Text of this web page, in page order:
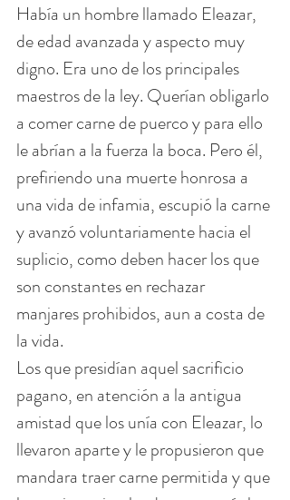
Había un hombre llamado Eleazar,
de edad avanzada y aspecto muy
digno. Era uno de los principales
maestros de la ley. Querían obligarlo
a comer carne de puerco y para ello
le abrían a la fuerza la boca. Pero él,
prefiriendo una muerte honrosa a
una vida de infamia, escupió la carne
y avanzó voluntariamente hacia el
suplicio, como deben hacer los que
son constantes en rechazar
manjares prohibidos, aun a costa de
la vida.
Los que presidían aquel sacrificio
pagano, en atención a la antigua
amistad que los unía con Eleazar, lo
llevaron aparte y le propusieron que
mandara traer carne permitida y que